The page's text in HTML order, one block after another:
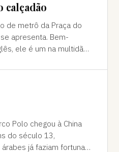
calçadão
de metrô da Praça do
se apresenta. Bem-
ele é um na multidão
Polo chegou à China
do século 13,
já faziam fortuna